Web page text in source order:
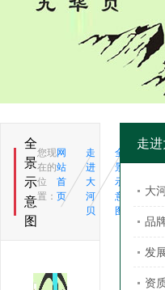
全
景
示
意
图
您现
在的
位
置：
网
站
首
页
走
进
大
河
贝
全
景
示
意
图
走
大
品
发
资